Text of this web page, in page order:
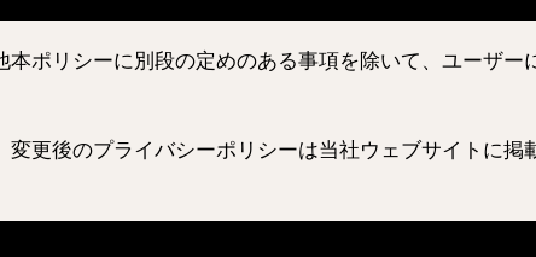
ポリシーに別段の定めのある事項を除いて、ユーザ
更後のプライバシーポリシーは当社ウェブサイトに掲